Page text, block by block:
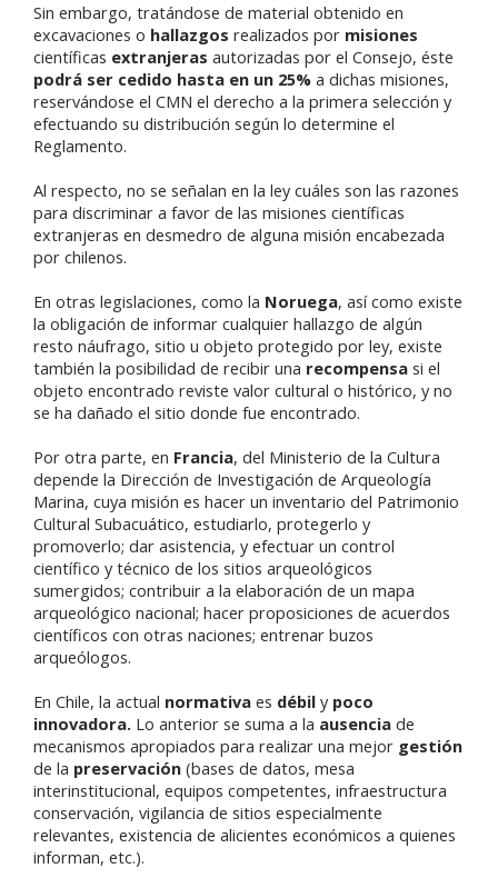
Sin embargo, tratándose de material obtenido en
excavaciones o hallazgos realizados por misiones
científicas extranjeras autorizadas por el Consejo, éste
podrá ser cedido hasta en un 25% a dichas misiones,
reservándose el CMN el derecho a la primera selección y
efectuando su distribución según lo determine el
Reglamento.
Al respecto, no se señalan en la ley cuáles son las razones
para discriminar a favor de las misiones científicas
extranjeras en desmedro de alguna misión encabezada
por chilenos.
En otras legislaciones, como la Noruega, así como existe
la obligación de informar cualquier hallazgo de algún
resto náufrago, sitio u objeto protegido por ley, existe
también la posibilidad de recibir una recompensa si el
objeto encontrado reviste valor cultural o histórico, y no
se ha dañado el sitio donde fue encontrado.
Por otra parte, en Francia, del Ministerio de la Cultura
depende la Dirección de Investigación de Arqueología
Marina, cuya misión es hacer un inventario del Patrimonio
Cultural Subacuático, estudiarlo, protegerlo y
promoverlo; dar asistencia, y efectuar un control
científico y técnico de los sitios arqueológicos
sumergidos; contribuir a la elaboración de un mapa
arqueológico nacional; hacer proposiciones de acuerdos
científicos con otras naciones; entrenar buzos
arqueólogos.
En Chile, la actual normativa es débil y poco
innovadora. Lo anterior se suma a la ausencia de
mecanismos apropiados para realizar una mejor gestión
de la preservación (bases de datos, mesa
interinstitucional, equipos competentes, infraestructura
conservación, vigilancia de sitios especialmente
relevantes, existencia de alicientes económicos a quienes
informan, etc.).